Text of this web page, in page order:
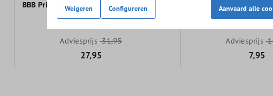
BBB Primefold multitool
Adviesprijs31,95
27,95
BBB Tools & Tubes
gereedschapsbidon
Adviesprijs
7,95
Weigeren Configureren Aanvaard alle